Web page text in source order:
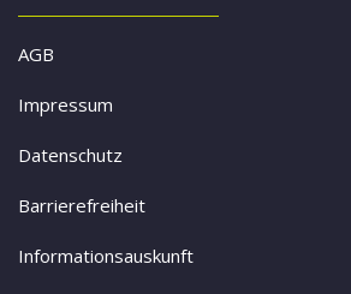
AGB
Impressum
Datenschutz
Barrierefreiheit
Informationsauskunft